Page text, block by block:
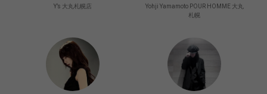
Y’s 大丸札幌店
Yohji Yamamoto POUR HOMME 大丸
札幌